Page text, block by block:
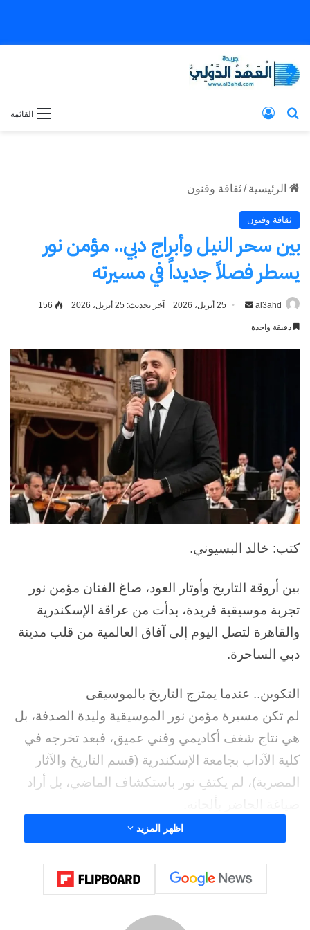
القائمة بحث عن
الرئيسية /ثقافة وفنون
ثقافة وفنون
بين سحر النيل وأبراج دبي.. مؤمن نور
يسطر فصلاً جديداً في مسيرته
al3ahd
أرسل 25 أبريل، 2026 آخر تحديث: 25 أبريل، 2026 156
دقيقة واحدة
كتب: خالد البسيوني.
بين أروقة التاريخ وأوتار العود، صاغ الفنان مؤمن نور
تجربة موسيقية فريدة، بدأت من عراقة الإسكندرية
والقاهرة لتصل اليوم إلى آفاق العالمية من قلب مدينة
دبي الساحرة.
التكوين.. عندما يمتزج التاريخ بالموسيقى
لم تكن مسيرة مؤمن نور الموسيقية وليدة الصدفة، بل
هي نتاج شغف أكاديمي وفني عميق، فبعد تخرجه في
كلية الآداب بجامعة الإسكندرية (قسم التاريخ والآثار
المصرية)، لم يكتفِ نور باستكشاف الماضي، بل أراد
صقل موهبته بالدراسة الحرة في معهد الموسيقى
العربية وكلية التربية الموسيقية، ليتحول من باحث في
التاريخ إلى عازف متمكن على آلات “العود، الجيتار،
اظهر المزيد